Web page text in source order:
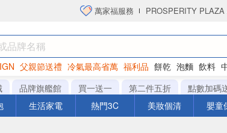
萬家福服務 PROSPERITY
父親節送禮 冷氣最高省萬 福利品 餅乾 泡麵 飲料
衛生紙
品牌旗艦館 買一送一 第二件五折 點數加碼
生活家電 熱門3C 美妝個清 嬰童